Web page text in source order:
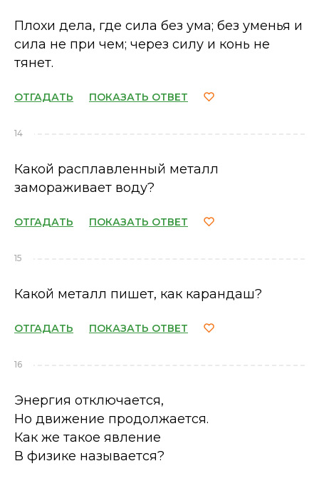
Плохи дела, где сила без ума; без уменья и
сила не при чем; через силу и конь не
тянет.
ОТГАДАТЬ ПОКАЗАТЬ ОТВЕТ
14
Какой расплавленный металл
замораживает воду?
ОТГАДАТЬ ПОКАЗАТЬ ОТВЕТ
15
Какой металл пишет, как карандаш?
ОТГАДАТЬ ПОКАЗАТЬ ОТВЕТ
16
Энергия отключается,
Но движение продолжается.
Как же такое явление
В физике называется?